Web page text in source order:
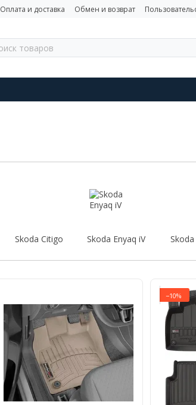
Оплата и доставка Обмен и возврат
Skoda Citigo Skoda Enyaq iV
−10%